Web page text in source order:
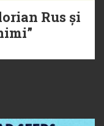
Rus și